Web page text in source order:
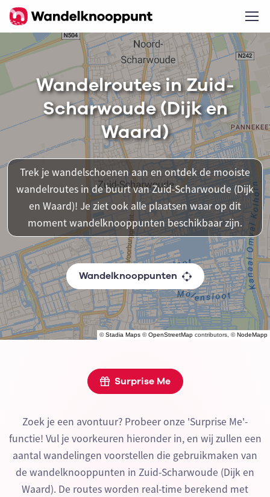
©Stadia Maps ©OpenStreetMap contributors, ©NodeMapp
Wandelroutes in Zuid-
Scharwoude (Dijk en
Waard)
Trek je wandelschoenen aan en ontdek de mooiste
wandelroutes in de buurt van Zuid-Scharwoude (Dijk
en Waard)! Je ziet ook alle plaatsen waar op dit
moment wandelknooppunten beschikbaar zijn.
Wandelknooppunten
Surprise Me
Zoek je een avontuur? Probeer onze 'Surprise Me'-
functie! Vul je voorkeuren hieronder in, en wij zullen een
aantal wandelingen voorstellen die gebruikmaken van
de wandelknooppunten in Zuid-Scharwoude (Dijk en
Waard). De routes worden real-time berekend met